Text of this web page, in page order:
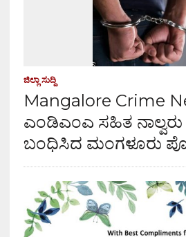
ಜಿಲ್ಲಾ ಸುದ್ದಿ
Mangalore Crime
ಎಂಡಿಎಂಎ ಸಹಿತ
ಬಂಧಿಸಿದ ಮಂಗಳೂರು